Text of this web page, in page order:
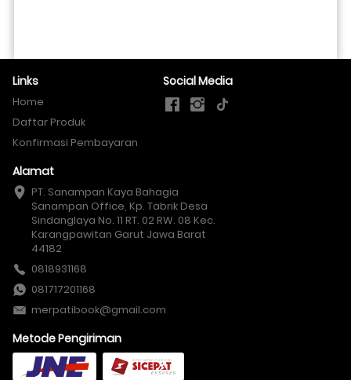
Links
Home
Daftar Produk
Konfirmasi Pembayaran
Social Media
Alamat
PT. Sanampan Kaya Bahagia
Sanampan Office, Kp. Tabrik Desa
Sindanglaya No. 11 RT. 02 RW. 08 Kec.
Karangpawitan Garut Jawa Barat
44182
0818931168
081717201168
merpatibook@gmail.com
Metode Pengiriman